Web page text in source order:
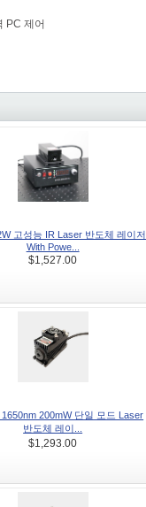
PC 제어
고성능 IR Laser 반도체 레이저
With Powe...
$1,527.00
200mW 단일 모드 Laser
반도체 레이...
$1,293.00